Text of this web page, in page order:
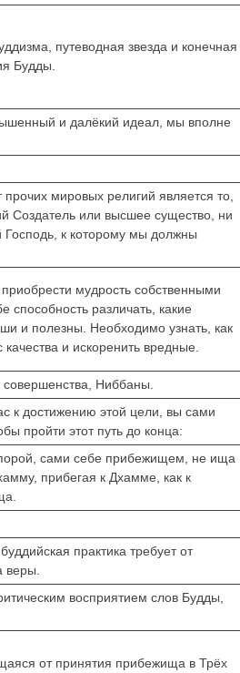
путеводная звезда и конечная
Будды.
и далёкий идеал, мы вполне
мировых религий является то,
Создатель или высшее существо, ни
к которому мы должны
мудрость собственными
способность различать, какие
и полезны. Необходимо узнать, как
и искоренить вредные.
совершенства, Ниббаны.
к достижению этой цели, вы сами
пройти этот путь до конца:
сами себе прибежищем, не ища
прибегая к Дхамме, как к
практика требует от
веры.
восприятием слов Будды,
от принятия прибежища в Трёх